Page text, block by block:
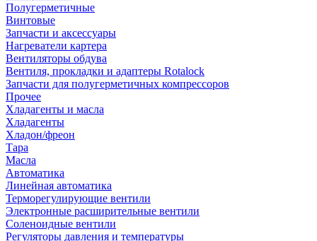
Полугерметичные
Винтовые
Запчасти и аксессуары
Нагреватели картера
Вентиляторы обдува
Вентиля, прокладки и адаптеры Rotalock
Запчасти для полугерметичных компрессоров
Прочее
Хладагенты и масла
Хладагенты
Хладон/фреон
Тара
Масла
Автоматика
Линейная автоматика
Терморегулирующие вентили
Электронные расширительные вентили
Соленоидные вентили
Регуляторы давления и температуры